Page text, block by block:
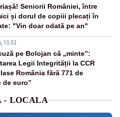
Seniorii României, între
și dorul de copiii plecați în
"Vin doar odată pe an"
13:53
pe Bolojan că „minte”:
Legii Integrității la CCR
România fără 771 de
de euro”
- LOCALA